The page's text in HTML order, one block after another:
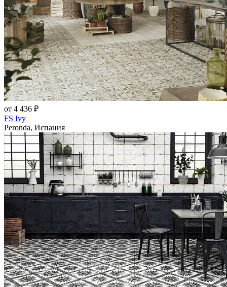
от 4 436 ₽
FS Ivy
Peronda, Испания